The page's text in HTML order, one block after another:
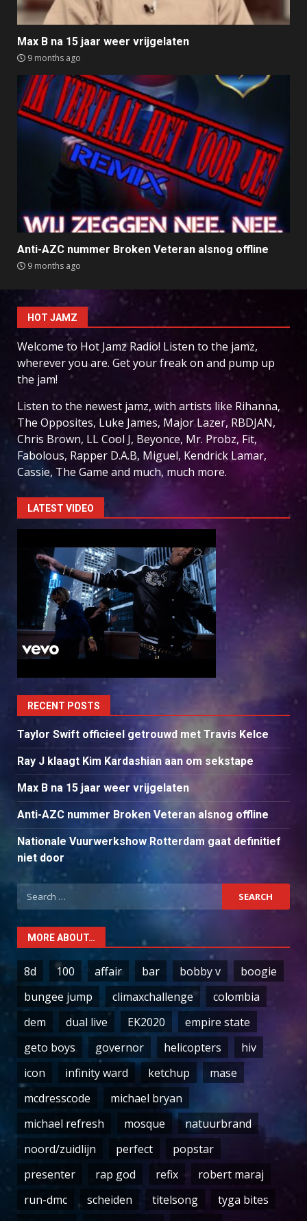
Max B na 15 jaar weer vrijgelaten
9 months ago
Anti-AZC nummer Broken Veteran alsnog offline
9 months ago
HOT JAMZ
Welcome to Hot Jamz Radio! Listen to the jamz,
wherever you are. Get your freak on and pump up
the jam!
Listen to the newest jamz, with artists like Rihanna,
The Opposites, Luke James, Major Lazer, RBDJAN,
Chris Brown, LL Cool J, Beyonce, Mr. Probz, Fit,
Fabolous, Rapper D.A.B, Miguel, Kendrick Lamar,
Cassie, The Game and much, much more.
LATEST VIDEO
RECENT POSTS
Taylor Swift officieel getrouwd met Travis Kelce
Ray J klaagt Kim Kardashian aan om sekstape
Max B na 15 jaar weer vrijgelaten
Anti-AZC nummer Broken Veteran alsnog offline
Nationale Vuurwerkshow Rotterdam gaat definitief
niet door
Search
for:
MORE ABOUT…
8d 100 affair bar bobby v
boogie
bungee jump
climaxchallenge
colombia
dem
dual live EK2020
empire state
geto boys
governor helicopters
hiv
icon
infinity ward ketchup
mase
mcdresscode
michael bryan
michael refresh
mosque
natuurbrand
noord/zuidlijn
perfect
popstar
presenter
rap god refix
robert maraj
run-dmc
scheiden titelsong
tyga bites